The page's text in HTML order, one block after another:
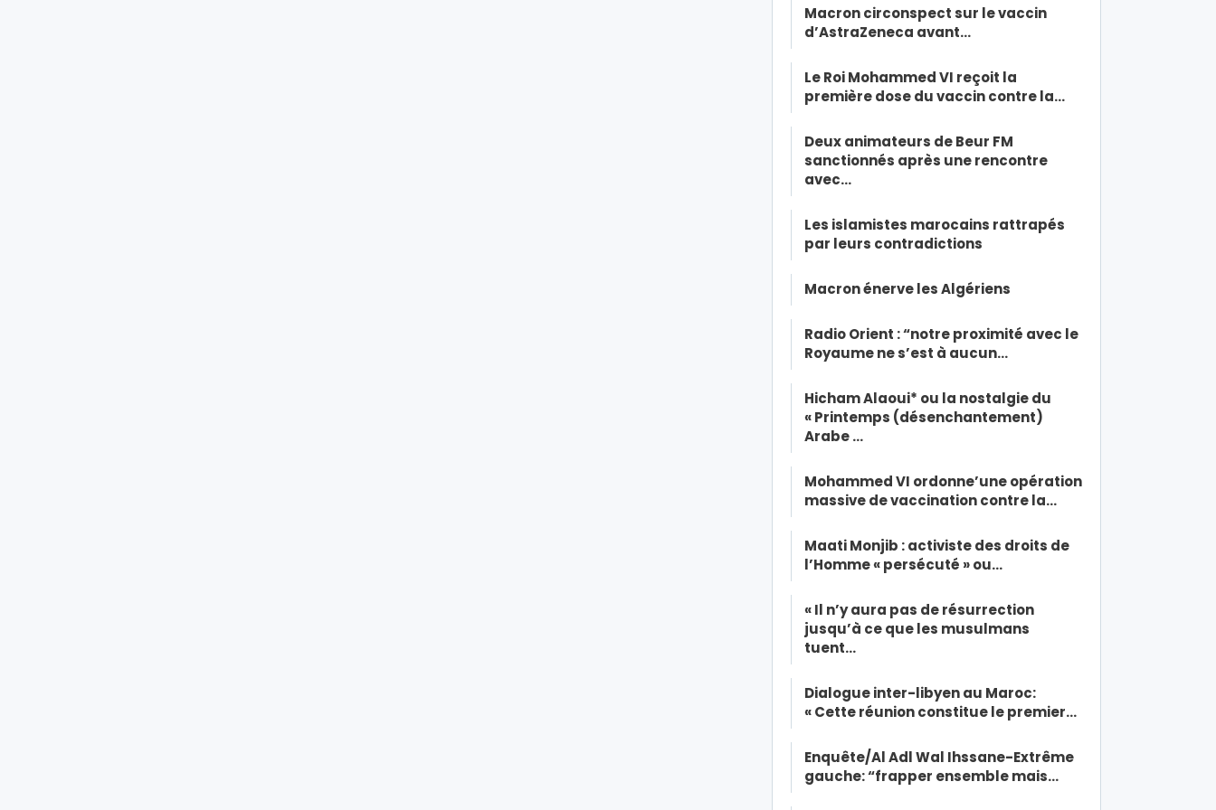
Macron circonspect sur le vaccin
d’AstraZeneca avant…
Le Roi Mohammed VI reçoit la
première dose du vaccin contre la…
Deux animateurs de Beur FM
sanctionnés après une rencontre
avec…
Les islamistes marocains rattrapés
par leurs contradictions
Macron énerve les Algériens
Radio Orient : “notre proximité avec le
Royaume ne s’est à aucun…
Hicham Alaoui* ou la nostalgie du
« Printemps (désenchantement)
Arabe …
Mohammed VI ordonne’une opération
massive de vaccination contre la…
Maati Monjib : activiste des droits de
l’Homme « persécuté » ou…
« Il n’y aura pas de résurrection
jusqu’à ce que les musulmans
tuent…
Dialogue inter-libyen au Maroc:
« Cette réunion constitue le premier…
Enquête/Al Adl Wal Ihssane-Extrême
gauche: “frapper ensemble mais…